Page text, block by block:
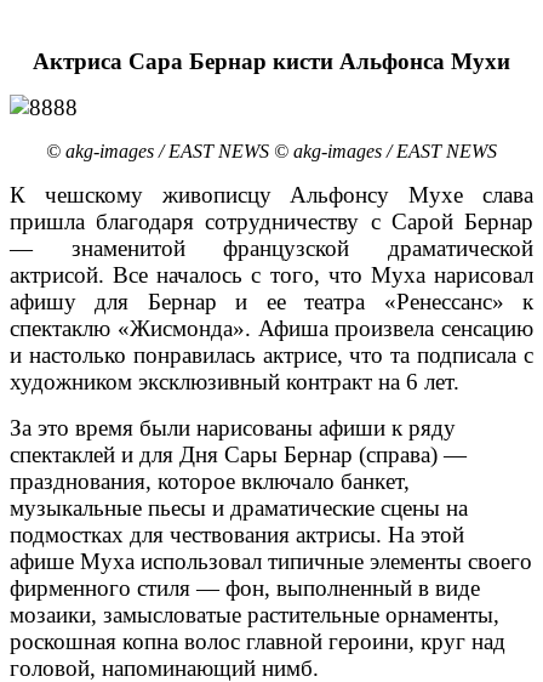
Актриса Сара Бернар кисти Альфонса Мухи
© akg-images / EAST NEWS © akg-images / EAST NEWS
К чешскому живописцу Альфонсу Мухе слава
пришла благодаря сотрудничеству с Сарой Бернар
— знаменитой французской драматической
актрисой. Все началось с того, что Муха нарисовал
афишу для Бернар и ее театра «Ренессанс» к
спектаклю «Жисмонда». Афиша произвела сенсацию
и настолько понравилась актрисе, что та подписала с
художником эксклюзивный контракт на 6 лет.
За это время были нарисованы афиши к ряду
спектаклей и для Дня Сары Бернар (справа) —
празднования, которое включало банкет,
музыкальные пьесы и драматические сцены на
подмостках для чествования актрисы. На этой
афише Муха использовал типичные элементы своего
фирменного стиля — фон, выполненный в виде
мозаики, замысловатые растительные орнаменты,
роскошная копна волос главной героини, круг над
головой, напоминающий нимб.